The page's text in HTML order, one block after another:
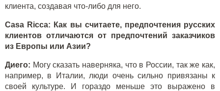
клиента, создавая что-либо для него.
Casa Ricca: Как вы считаете, предпочтения русских
клиентов отличаются от предпочтений заказчиков
из Европы или Азии?
Диего: Могу сказать наверняка, что в России, так же как,
например, в Италии, люди очень сильно привязаны к
своей культуре. И гораздо меньше это выражено в